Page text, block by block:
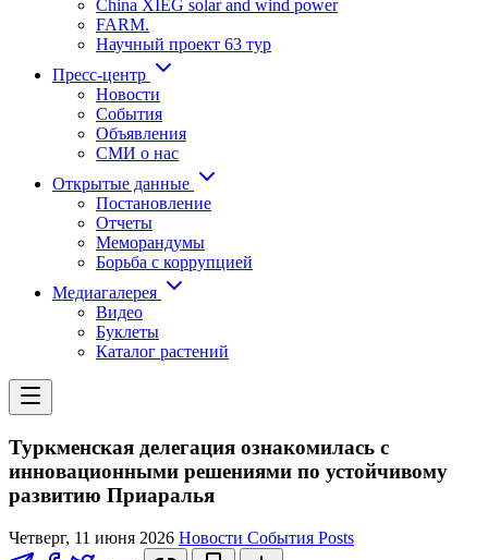
China XIEG solar and wind power
FARM.
Научный проект 63 тур
Пресс-центр
Новости
События
Объявления
СМИ о нас
Открытые данные
Постановление
Отчеты
Меморандумы
Борьба с коррупцией
Медиагалерея
Видео
Буклеты
Каталог растений
Туркменская делегация ознакомилась с
инновационными решениями по устойчивому
развитию Приаралья
Четверг, 11 июня 2026 Новости События Posts